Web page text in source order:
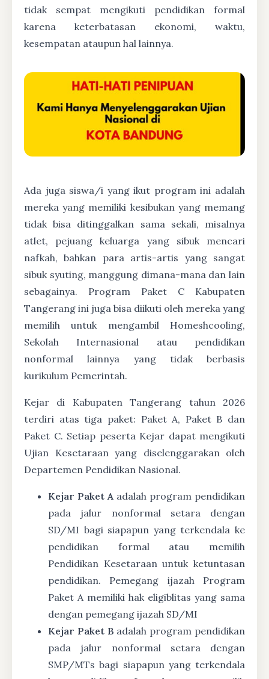
tidak sempat mengikuti pendidikan formal
karena keterbatasan ekonomi, waktu,
kesempatan ataupun hal lainnya.
Ada juga siswa/i yang ikut program ini adalah
mereka yang memiliki kesibukan yang memang
tidak bisa ditinggalkan sama sekali, misalnya
atlet, pejuang keluarga yang sibuk mencari
nafkah, bahkan para artis-artis yang sangat
sibuk syuting, manggung dimana-mana dan lain
sebagainya. Program Paket C Kabupaten
Tangerang ini juga bisa diikuti oleh mereka yang
memilih untuk mengambil Homeshcooling,
Sekolah Internasional atau pendidikan
nonformal lainnya yang tidak berbasis
kurikulum Pemerintah.
Kejar di Kabupaten Tangerang tahun 2026
terdiri atas tiga paket: Paket A, Paket B dan
Paket C. Setiap peserta Kejar dapat mengikuti
Ujian Kesetaraan yang diselenggarakan oleh
Departemen Pendidikan Nasional.
Kejar Paket A adalah program pendidikan
pada jalur nonformal setara dengan
SD/MI bagi siapapun yang terkendala ke
pendidikan formal atau memilih
Pendidikan Kesetaraan untuk ketuntasan
pendidikan. Pemegang ijazah Program
Paket A memiliki hak eligiblitas yang sama
dengan pemegang ijazah SD/MI
Kejar Paket B adalah program pendidikan
pada jalur nonformal setara dengan
SMP/MTs bagi siapapun yang terkendala